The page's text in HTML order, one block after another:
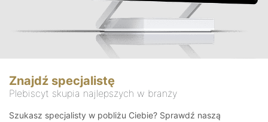
Znajdź specjalistę
Plebiscyt skupia najlepszych w branży
Szukasz specjalisty w pobliżu Ciebie? Sprawdź naszą